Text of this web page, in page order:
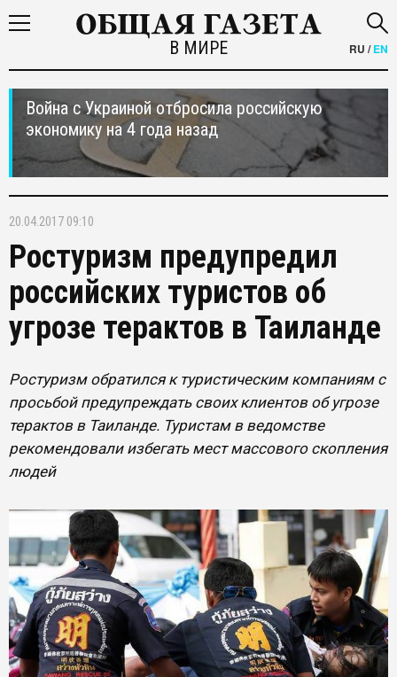
В МИРЕ RU /EN
Война с Украиной отбросила российскую
экономику на 4 года назад
20.04.2017 09:10
Ростуризм предупредил
российских туристов об
угрозе терактов в Таиланде
Ростуризм обратился к туристическим компаниям с
просьбой предупреждать своих клиентов об угрозе
терактов в Таиланде. Туристам в ведомстве
рекомендовали избегать мест массового скопления
людей